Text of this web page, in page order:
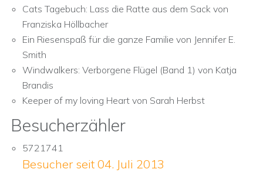
Cats Tagebuch: Lass die Ratte aus dem Sack von
Franziska Höllbacher
Ein Riesenspaß für die ganze Familie von Jennifer E.
Smith
Windwalkers: Verborgene Flügel (Band 1) von Katja
Brandis
Keeper of my loving Heart von Sarah Herbst
Besucherzähler
5721741
Besucher seit 04. Juli 2013